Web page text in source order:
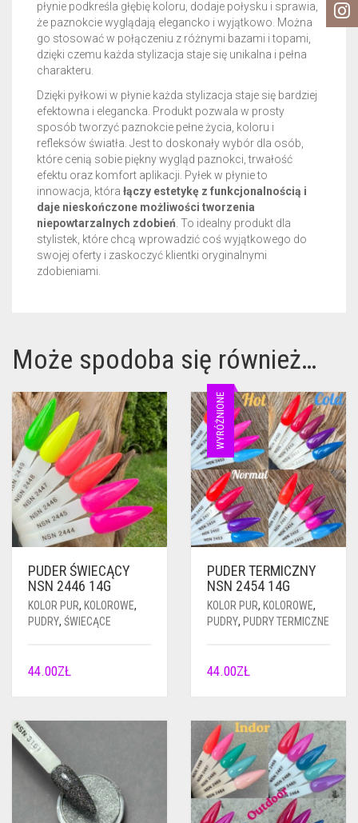
płynie podkreśla głębię koloru, dodaje połysku i sprawia,
że paznokcie wyglądają elegancko i wyjątkowo. Można
go stosować w połączeniu z różnymi bazami i topami,
dzięki czemu każda stylizacja staje się unikalna i pełna
charakteru.
Dzięki pyłkowi w płynie każda stylizacja staje się bardziej
efektowna i elegancka. Produkt pozwala w prosty
sposób tworzyć paznokcie pełne życia, koloru i
refleksów światła. Jest to doskonały wybór dla osób,
które cenią sobie piękny wygląd paznokci, trwałość
efektu oraz komfort aplikacji. Pyłek w płynie to
innowacja, która łączy estetykę z funkcjonalnością i
daje nieskończone możliwości tworzenia
niepowtarzalnych zdobień . To idealny produkt dla
stylistek, które chcą wprowadzić coś wyjątkowego do
swojej oferty i zaskoczyć klientki oryginalnymi
zdobieniami.
Może spodoba się również…
PUDER ŚWIECĄCY
NSN 2446 14G
KOLOR PUR, KOLOROWE,
PUDRY, ŚWIECĄCE
44.00ZŁ
WYRÓŻNIONE
PUDER TERMICZNY
NSN 2454 14G
KOLOR PUR, KOLOROWE,
PUDRY, PUDRY TERMICZNE
44.00ZŁ